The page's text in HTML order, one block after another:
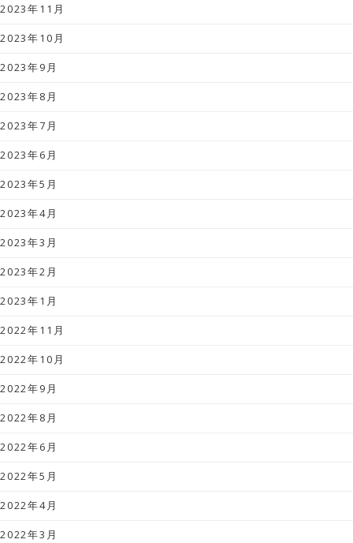
2023年11月
2023年10月
2023年9月
2023年8月
2023年7月
2023年6月
2023年5月
2023年4月
2023年3月
2023年2月
2023年1月
2022年11月
2022年10月
2022年9月
2022年8月
2022年6月
2022年5月
2022年4月
2022年3月